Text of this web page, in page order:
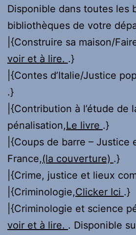
Disponible dans toutes les
bibliothèques de votre
|{Construire sa maison/
voir et à lire. .}
|{Contes d’Italie/Justice
.}
|{Contribution à l’étude de
pénalisation,Le livre .}
|{Coups de barre – Justice
France,(la couverture) .}
|{Crime, justice et lieux
|{Criminologie,Clicker Ici .}
|{Criminologie et science
voir et à lire. . Disponible